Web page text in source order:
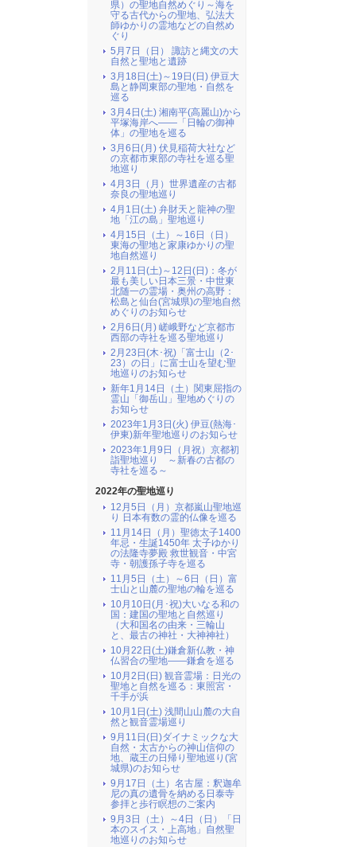
県）の聖地自然めぐり～海を
守る古代からの聖地、弘法大
師ゆかりの霊地などの自然め
ぐり
5月7日（日） 諏訪と縄文の大
自然と聖地と遺跡
3月18日(土)～19日(日) 伊豆大
島と静岡東部の聖地・自然を
巡る
3月4日(土) 湘南平(高麗山)から
平塚海岸へ――「日輪の御神
体」の聖地を巡る
3月6日(月) 伏見稲荷大社など
の京都市東部の寺社を巡る聖
地巡り
4月3日（月）世界遺産の古都
奈良の聖地巡り
4月1日(土) 弁財天と龍神の聖
地「江の島」聖地巡り
4月15日（土）～16日（日）
東海の聖地と家康ゆかりの聖
地自然巡り
2月11日(土)～12日(日)：冬が
最も美しい日本三景・中世東
北随一の霊場・奥州の高野：
松島と仙台(宮城県)の聖地自然
めぐりのお知らせ
2月6日(月) 嵯峨野など京都市
西部の寺社を巡る聖地巡り
2月23日(木･祝)「富士山（2･
23）の日」に富士山を望む聖
地巡りのお知らせ
新年1月14日（土）関東屈指の
霊山「御岳山」聖地めぐりの
お知らせ
2023年1月3日(火) 伊豆(熱海･
伊東)新年聖地巡りのお知らせ
2023年1月9日（月祝）京都初
詣聖地巡り ～新春の古都の
寺社を巡る～
2022年の聖地巡り
12月5日（月）京都嵐山聖地巡
り 日本有数の霊的仏像を巡る
11月14日（月）聖徳太子1400
年忌・生誕1450年 太子ゆかり
の法隆寺夢殿 救世観音・中宮
寺・朝護孫子寺を巡る
11月5日（土）～6日（日）富
士山と山麓の聖地の輪を巡る
10月10日(月･祝)大いなる和の
国：建国の聖地と自然巡り
（大和国名の由来・三輪山
と、最古の神社・大神神社）
10月22日(土)鎌倉新仏教・神
仏習合の聖地――鎌倉を巡る
10月2日(日) 観音霊場：日光の
聖地と自然を巡る：東照宮・
千手が浜
10月1日(土) 浅間山山麓の大自
然と観音霊場巡り
9月11日(日)ダイナミックな大
自然・太古からの神山信仰の
地、蔵王の日帰り聖地巡り(宮
城県)のお知らせ
9月17日（土）名古屋：釈迦牟
尼の真の遺骨を納める日泰寺
参拝と歩行瞑想のご案内
9月3日（土）～4日（日）「日
本のスイス・上高地」自然聖
地巡りのお知らせ